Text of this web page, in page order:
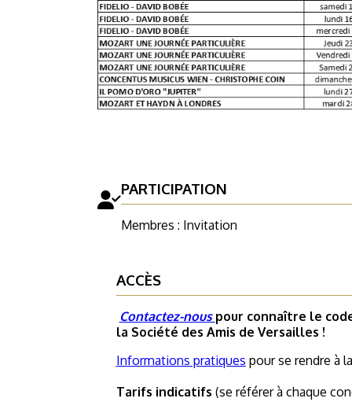
PARTICIPATION
Membres : Invitation
ACCÈS
Contactez-nous pour connaître le
la Société des Amis de Versailles !
Informations pratiques pour se rendre à
Tarifs indicatifs (se référer à chaque